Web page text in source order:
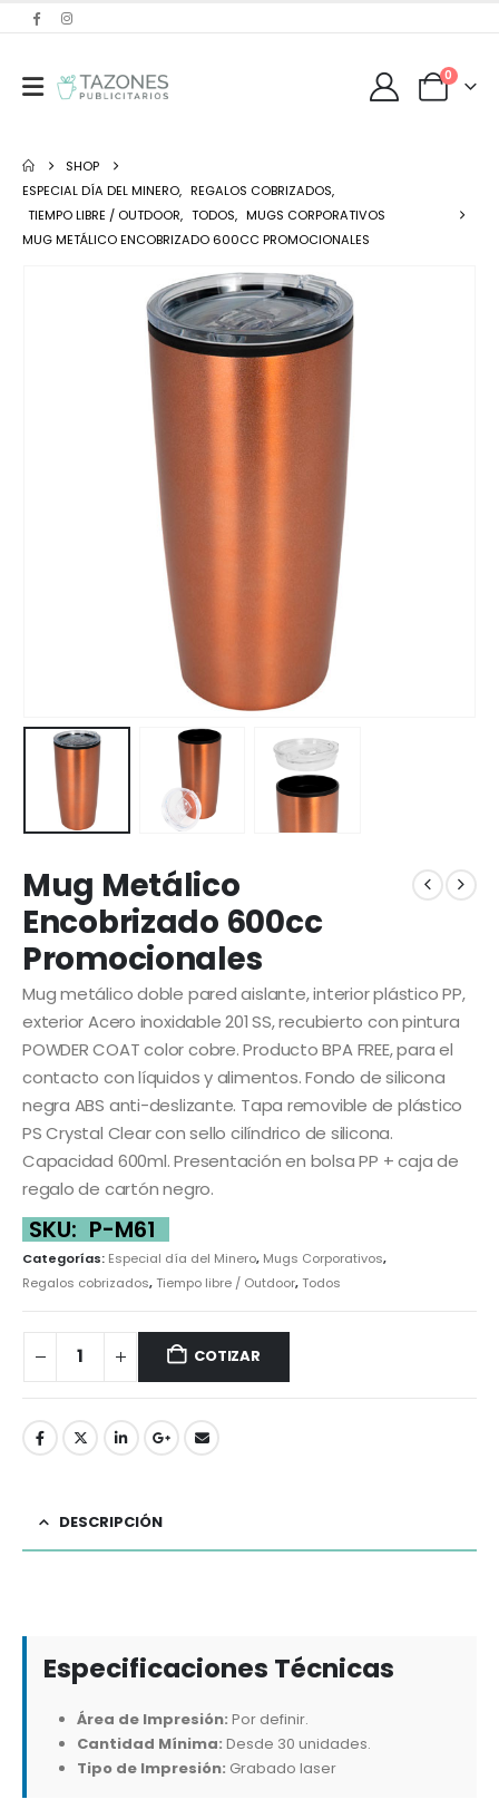
0
SHOP
ESPECIAL DÍA DEL MINERO, REGALOS COBRIZADOS,
TIEMPO LIBRE / OUTDOOR, TODOS, MUGS CORPORATIVOS
MUG METÁLICO ENCOBRIZADO 600CC PROMOCIONALES
Mug Metálico
Encobrizado 600cc
Promocionales
Mug metálico doble pared aislante, interior plástico PP,
exterior Acero inoxidable 201 SS, recubierto con pintura
POWDER COAT color cobre. Producto BPA FREE, para el
contacto con líquidos y alimentos. Fondo de silicona
negra ABS anti-deslizante. Tapa removible de plástico
PS Crystal Clear con sello cilíndrico de silicona.
Capacidad 600ml. Presentación en bolsa PP + caja de
regalo de cartón negro.
SKU: P-M61
Categorías: Especial día del Minero, Mugs Corporativos,
Regalos cobrizados,Tiempo libre / Outdoor,Todos
COTIZAR
DESCRIPCIÓN
Especificaciones Técnicas
Área de Impresión: Por definir.
Cantidad Mínima: Desde 30 unidades.
Tipo de Impresión: Grabado laser